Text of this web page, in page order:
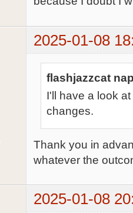
2025-01-08
flashjazzcat
I'll have a look
changes.
Thank you in
whatever the
2025-01-08